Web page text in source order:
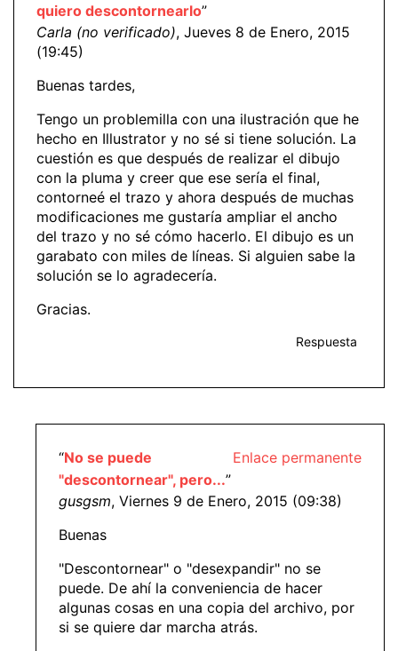
quiero descontornearlo”
Carla (no verificado), Jueves 8 de Enero, 2015
(19:45)
Buenas tardes,
Tengo un problemilla con una ilustración que he
hecho en Illustrator y no sé si tiene solución. La
cuestión es que después de realizar el dibujo
con la pluma y creer que ese sería el final,
contorneé el trazo y ahora después de muchas
modificaciones me gustaría ampliar el ancho
del trazo y no sé cómo hacerlo. El dibujo es un
garabato con miles de líneas. Si alguien sabe la
solución se lo agradecería.
Gracias.
Respuesta
Enlace permanente
“No se puede
"descontornear", pero...”
gusgsm, Viernes 9 de Enero, 2015 (09:38)
Buenas
"Descontornear" o "desexpandir" no se
puede. De ahí la conveniencia de hacer
algunas cosas en una copia del archivo, por
si se quiere dar marcha atrás.